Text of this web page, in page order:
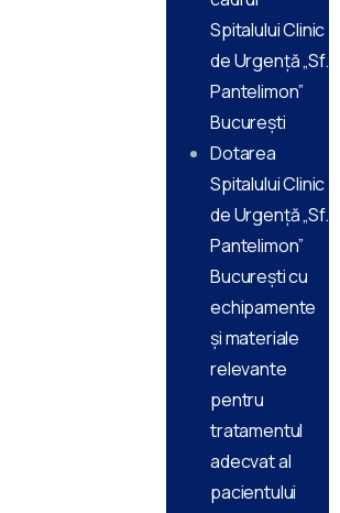
Spitalului Clinic
de Urgență „Sf.
Pantelimon”
București
Dotarea
Spitalului Clinic
de Urgență „Sf.
Pantelimon”
București cu
echipamente
și materiale
relevante
pentru
tratamentul
adecvat al
pacientului